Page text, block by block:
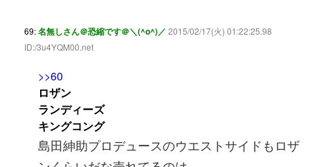
69:名無しさん＠恐縮です＠＼(^o^)／ 2015/02/17(火) 01:22:25.98
ID:/3u4YQM00.net
>>60
ロザン
ランディーズ
キングコング
島田紳助プロデュースのウエストサイドもロザ